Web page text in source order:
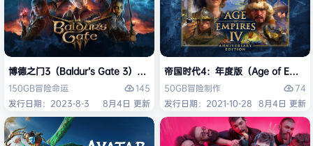
博德之门3（Baldur’s Gate 3）免安装中文版
150GB冒险命运
145
发行日期：2023-8-3
8月4日 更新
帝国时代4：年度版（Age of
50GB冒险制作
74
发行日期：2021-10-28 8月4日 更新